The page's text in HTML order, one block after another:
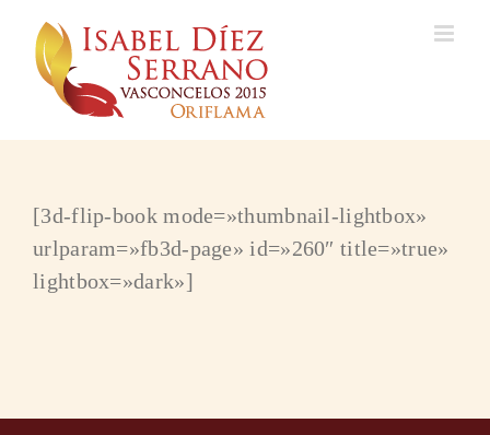
content
[3d-flip-book mode=»thumbnail-lightbox»
urlparam=»fb3d-page» id=»260″ title=»true»
lightbox=»dark»]